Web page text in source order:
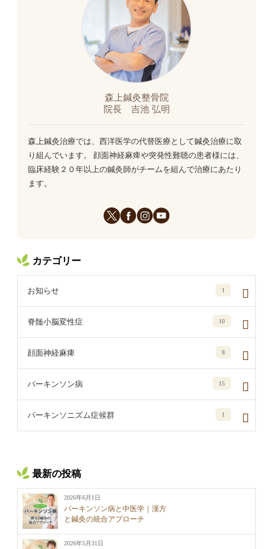
森上鍼灸整骨院
院長 吉池 弘明
森上鍼灸治療では、西洋医学の代替医療として鍼灸治療に取
り組んでいます。 顔面神経麻痺や突発性難聴の患者様には、
臨床経験２０年以上の鍼灸師がチームを組んで治療にあたり
ます。
カテゴリー
お知らせ 1
脊髄小脳変性症 10
顔面神経麻痺 8
パーキンソン病 15
パーキンソニズム症候群 1
最新の投稿
2026年6月1日
パーキンソン病と中医学｜漢方
と鍼灸の統合アプローチ
2026年5月31日